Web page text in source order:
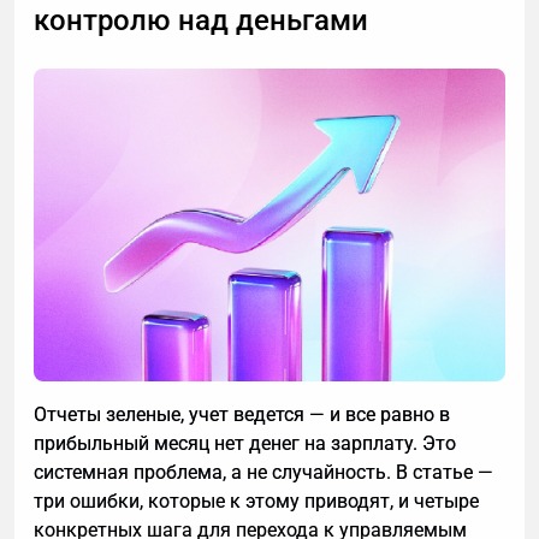
контролю над деньгами
Отчеты зеленые, учет ведется — и все равно в
прибыльный месяц нет денег на зарплату. Это
системная проблема, а не случайность. В статье —
три ошибки, которые к этому приводят, и четыре
конкретных шага для перехода к управляемым